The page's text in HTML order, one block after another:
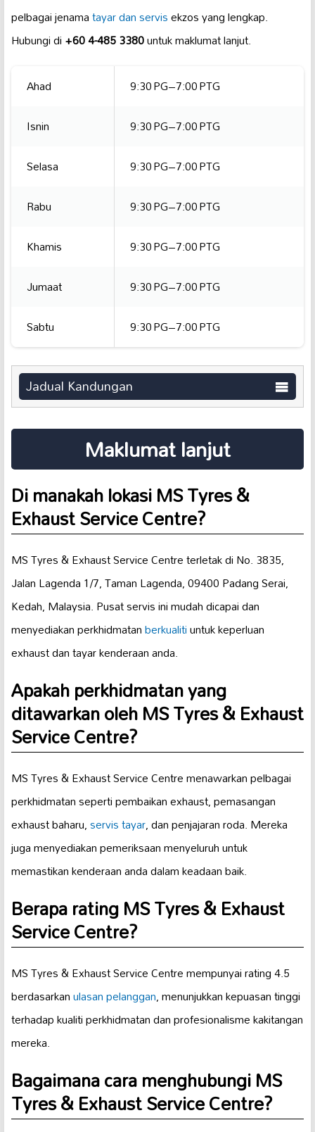
pelbagai jenamatayar dan servisekzos yang lengkap.
Hubungi di+60 4-485 3380untuk maklumat lanjut.
Ahad
9:30 PG–7:00 PTG
Isnin
9:30 PG–7:00 PTG
Selasa
9:30 PG–7:00 PTG
Rabu
9:30 PG–7:00 PTG
Khamis
9:30 PG–7:00 PTG
Jumaat
9:30 PG–7:00 PTG
Sabtu
9:30 PG–7:00 PTG
Jadual Kandungan
Maklumat lanjut
Di manakah lokasi MS Tyres &
Exhaust Service Centre?
MS Tyres & Exhaust Service Centre terletak di No. 3835,
Jalan Lagenda 1/7, Taman Lagenda, 09400 Padang Serai,
Kedah, Malaysia. Pusat servis ini mudah dicapai dan
menyediakan perkhidmatanberkualitiuntuk keperluan
exhaust dan tayar kenderaan anda.
Apakah perkhidmatan yang
ditawarkan oleh MS Tyres & Exhaust
Service Centre?
MS Tyres & Exhaust Service Centre menawarkan pelbagai
perkhidmatan seperti pembaikan exhaust, pemasangan
exhaust baharu,servis tayar, dan penjajaran roda. Mereka
juga menyediakan pemeriksaan menyeluruh untuk
memastikan kenderaan anda dalam keadaan baik.
Berapa rating MS Tyres & Exhaust
Service Centre?
MS Tyres & Exhaust Service Centre mempunyai rating 4.5
berdasarkanulasan pelanggan, menunjukkan kepuasan tinggi
terhadap kualiti perkhidmatan dan profesionalisme kakitangan
mereka.
Bagaimana cara menghubungi MS
Tyres & Exhaust Service Centre?